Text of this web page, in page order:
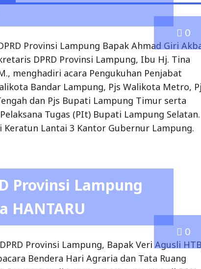
dan Pjs Bupati Lampung Timur serta
Tugas (PIt) Bupati Lampung Selatan.
Keratun Lantai 3 Kantor Gubernur Lampung.
0
Provinsi Lampung
HANTARU
Bendera Hari Agraria dan Tata Ruang
Bertempat di Lapangan Upacara Kanwil BPN
25/9/2024.
SE., M.B.A.,